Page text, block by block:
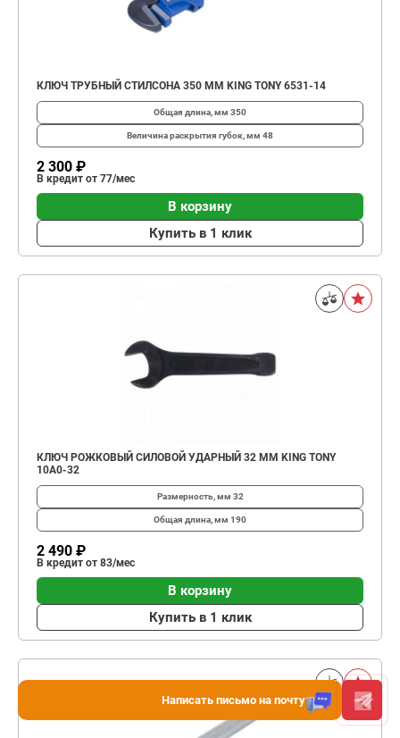
КЛЮЧ ТРУБНЫЙ СТИЛСОНА 350 ММ KING TONY 6531-14
Общая длина, мм 350
Величина раскрытия губок, мм 48
2 300 ₽
В кредит от 77/мес
В корзину
Купить в 1 клик
КЛЮЧ РОЖКОВЫЙ СИЛОВОЙ УДАРНЫЙ 32 ММ KING TONY
10A0-32
Размерность, мм 32
Общая длина, мм 190
2 490 ₽
В кредит от 83/мес
В корзину
Купить в 1 клик
Написать письмо на почту